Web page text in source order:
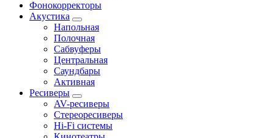
Фонокорректоры
Акустика
Напольная
Полочная
Сабвуферы
Центральная
Саундбары
Активная
Ресиверы
AV-ресиверы
Стереоресиверы
Hi-Fi системы